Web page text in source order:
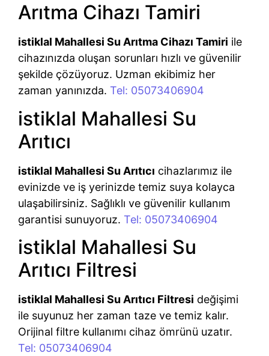
Arıtma Cihazı Tamiri
istiklal Mahallesi Su Arıtma Cihazı Tamiri ile
cihazınızda oluşan sorunları hızlı ve güvenilir
şekilde çözüyoruz. Uzman ekibimiz her
zaman yanınızda. Tel: 05073406904
istiklal Mahallesi Su
Arıtıcı
istiklal Mahallesi Su Arıtıcı cihazlarımız ile
evinizde ve iş yerinizde temiz suya kolayca
ulaşabilirsiniz. Sağlıklı ve güvenilir kullanım
garantisi sunuyoruz. Tel: 05073406904
istiklal Mahallesi Su
Arıtıcı Filtresi
istiklal Mahallesi Su Arıtıcı Filtresi değişimi
ile suyunuz her zaman taze ve temiz kalır.
Orijinal filtre kullanımı cihaz ömrünü uzatır.
Tel: 05073406904